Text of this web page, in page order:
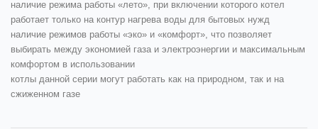
наличие режима работы «лето», при включении которого котел
работает только на контур нагрева воды для бытовых нужд
наличие режимов работы «эко» и «комфорт», что позволяет
выбирать между экономией газа и электроэнергии и максимальным
комфортом в использовании
котлы данной серии могут работать как на природном, так и на
сжиженном газе